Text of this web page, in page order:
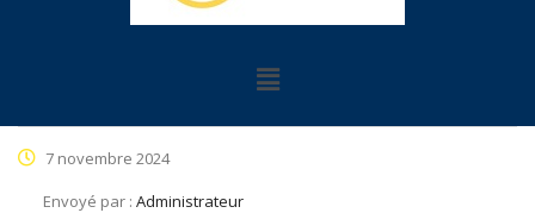
7 novembre 2024
Envoyé par : Administrateur